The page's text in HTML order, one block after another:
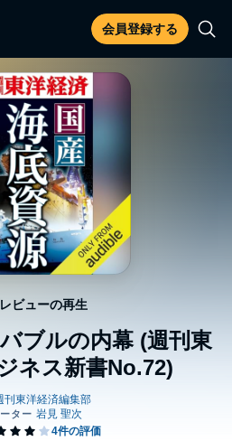
会員登録する
ブルの内幕 (週刊東
ネス新書No.72)
ビューの再生